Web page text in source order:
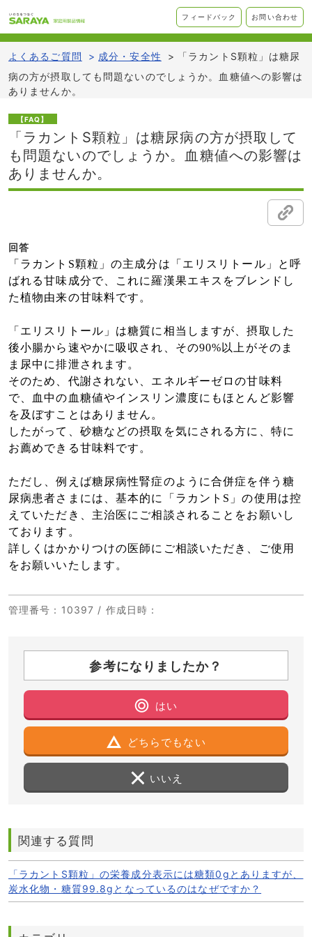
フィードバック お問い合わせ
よくあるご質問 > 成分・安全性 >
「ラカントS顆粒」は糖尿
病の方が摂取しても問題ないのでしょうか。血糖値への影響は
ありませんか。
【FAQ】
「ラカントS顆粒」は糖尿病の方が摂取して
も問題ないのでしょうか。血糖値への影響は
ありませんか。
回答
「ラカントS顆粒」の主成分は「エリスリトール」と呼
ばれる甘味成分で、これに羅漢果エキスをブレンドし
た植物由来の甘味料です。
「エリスリトール」は糖質に相当しますが、摂取した
後小腸から速やかに吸収され、その90%以上がそのま
ま尿中に排泄されます。
そのため、代謝されない、エネルギーゼロの甘味料
で、血中の血糖値やインスリン濃度にもほとんど影響
を及ぼすことはありません。
したがって、砂糖などの摂取を気にされる方に、特に
お薦めできる甘味料です。
ただし、例えば糖尿病性腎症のように合併症を伴う糖
尿病患者さまには、基本的に「ラカントS」の使用は控
えていただき、主治医にご相談されることをお願いし
ております。
詳しくはかかりつけの医師にご相談いただき、ご使用
をお願いいたします。
管理番号 ：10397 / 作成日時 ：
参考になりましたか？
はい
どちらでもない
いいえ
関連する質問
「ラカントS顆粒」の栄養成分表示には糖類0gとありますが、
炭水化物・糖質99.8gとなっているのはなぜですか？